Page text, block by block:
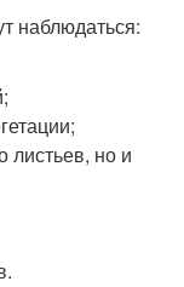
наблюдаться:
листьев, но и